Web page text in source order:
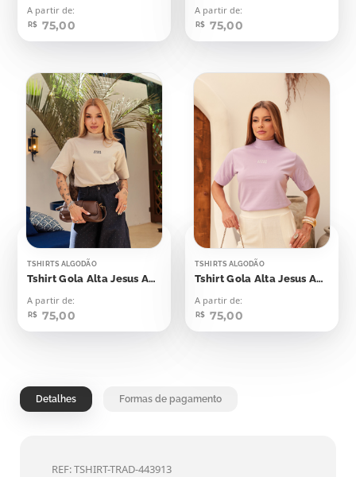
A partir de:
R$ 75,00
A partir de:
R$ 75,00
TSHIRTS ALGODÃO
Tshirt Gola Alta Jesus Aplicação
A partir de:
R$ 75,00
TSHIRTS ALGODÃO
Tshirt Gola Alta Jesus Aplicação
A partir de:
R$ 75,00
Detalhes Formas de pagamento
REF: TSHIRT-TRAD-443913